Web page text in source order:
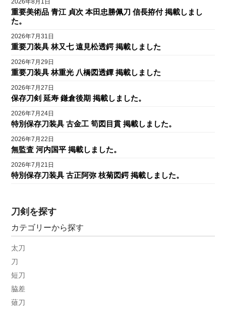
2026年8月1日
重要美術品 青江 貞次 本田忠勝佩刀 信長拵付 掲載しまし
た。
2026年7月31日
重要刀装具 林又七 遠見松透鍔 掲載しました
2026年7月29日
重要刀装具 林重光 八橋図透鐔 掲載しました
2026年7月27日
保存刀剣 延寿 鎌倉後期 掲載しました。
2026年7月24日
特別保存刀装具 古金工 筍図目貫 掲載しました。
2026年7月22日
無監査 河内国平 掲載しました。
2026年7月21日
特別保存刀装具 古正阿弥 枝菊図鍔 掲載しました。
刀剣を探す
カテゴリーから探す
太刀
刀
短刀
脇差
薙刀